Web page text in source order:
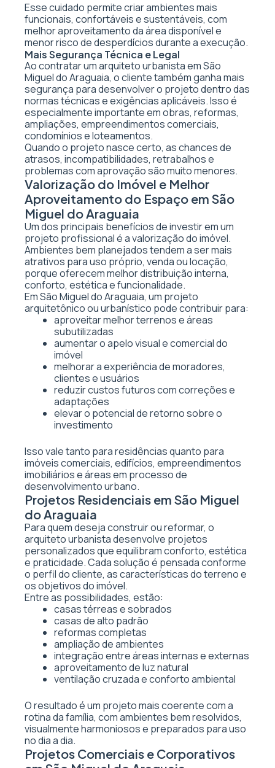
Esse cuidado permite criar ambientes mais
funcionais, confortáveis e sustentáveis, com
melhor aproveitamento da área disponível e
menor risco de desperdícios durante a execução.
Mais Segurança Técnica e Legal
Ao contratar um arquiteto urbanista em São
Miguel do Araguaia, o cliente também ganha mais
segurança para desenvolver o projeto dentro das
normas técnicas e exigências aplicáveis. Isso é
especialmente importante em obras, reformas,
ampliações, empreendimentos comerciais,
condomínios e loteamentos.
Quando o projeto nasce certo, as chances de
atrasos, incompatibilidades, retrabalhos e
problemas com aprovação são muito menores.
Valorização do Imóvel e Melhor
Aproveitamento do Espaço em São
Miguel do Araguaia
Um dos principais benefícios de investir em um
projeto profissional é a valorização do imóvel.
Ambientes bem planejados tendem a ser mais
atrativos para uso próprio, venda ou locação,
porque oferecem melhor distribuição interna,
conforto, estética e funcionalidade.
Em São Miguel do Araguaia, um projeto
arquitetônico ou urbanístico pode contribuir para:
aproveitar melhor terrenos e áreas
subutilizadas
aumentar o apelo visual e comercial do
imóvel
melhorar a experiência de moradores,
clientes e usuários
reduzir custos futuros com correções e
adaptações
elevar o potencial de retorno sobre o
investimento
Isso vale tanto para residências quanto para
imóveis comerciais, edifícios, empreendimentos
imobiliários e áreas em processo de
desenvolvimento urbano.
Projetos Residenciais em São Miguel
do Araguaia
Para quem deseja construir ou reformar, o
arquiteto urbanista desenvolve projetos
personalizados que equilibram conforto, estética
e praticidade. Cada solução é pensada conforme
o perfil do cliente, as características do terreno e
os objetivos do imóvel.
Entre as possibilidades, estão:
casas térreas e sobrados
casas de alto padrão
reformas completas
ampliação de ambientes
integração entre áreas internas e externas
aproveitamento de luz natural
ventilação cruzada e conforto ambiental
O resultado é um projeto mais coerente com a
rotina da família, com ambientes bem resolvidos,
visualmente harmoniosos e preparados para uso
no dia a dia.
Projetos Comerciais e Corporativos